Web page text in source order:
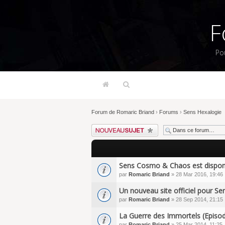
Forum de Romaric Briand › Forums › Sens Hexalogie
Écrire un nouveau sujet
Sens Cosmo & Chaos est
par Romaric Briand » 28 Mar 2016, 19:46
Un nouveau site officiel pour
par Romaric Briand » 28 Sep 2014, 21:15
La Guerre des Immortels